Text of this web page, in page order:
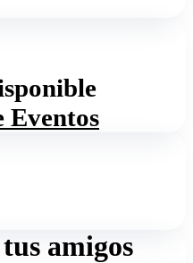
Eventos
amigos